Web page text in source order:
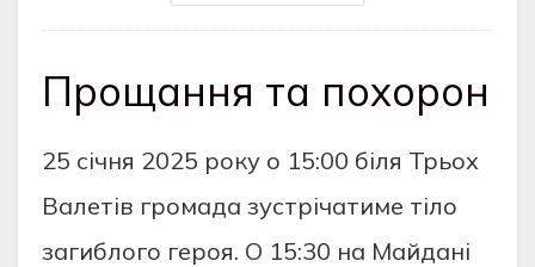
Прощання та похорон
25 січня 2025 року о 15:00 біля Трьох
Валетів громада зустрічатиме тіло
загиблого героя. О 15:30 на Майдані